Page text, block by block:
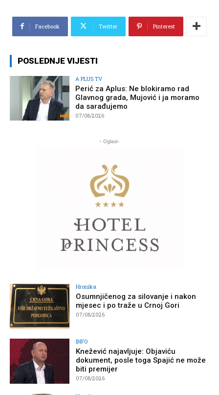
Facebook Twitter Pinterest
POSLEDNJE VIJESTI
A PLUS TV
Perić za Aplus: Ne blokiramo rad
Glavnog grada, Mujović i ja moramo
da sarađujemo
07/08/2026
- Oglasi-
Hronika
Osumnjičenog za silovanje i nakon
mjesec i po traže u Crnoj Gori
07/08/2026
INFO
Knežević najavljuje: Objaviću
dokument, posle toga Spajić ne može
biti premijer
07/08/2026